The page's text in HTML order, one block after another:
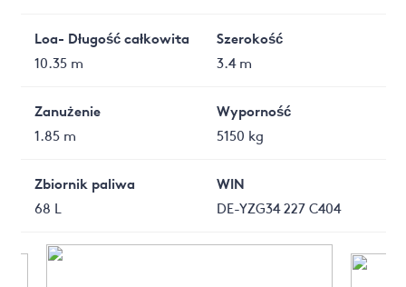
Loa- Długość całkowita
10.35 m
Szerokość
3.4 m
Zanużenie
1.85 m
Wyporność
5150 kg
Zbiornik paliwa
68 L
WIN
DE-YZG34 227 C404